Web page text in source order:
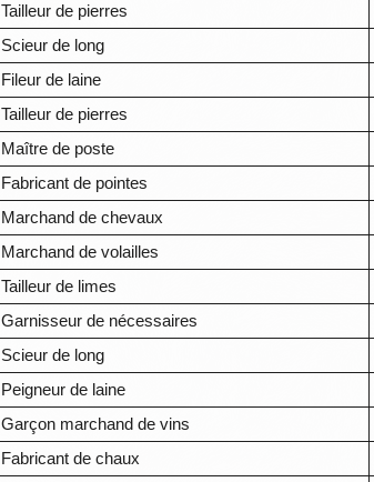
Tailleur de pierres
Scieur de long
Fileur de laine
Tailleur de pierres
Maître de poste
Fabricant de pointes
Marchand de chevaux
Marchand de volailles
Tailleur de limes
Garnisseur de nécessaires
Scieur de long
Peigneur de laine
Garçon marchand de vins
Fabricant de chaux